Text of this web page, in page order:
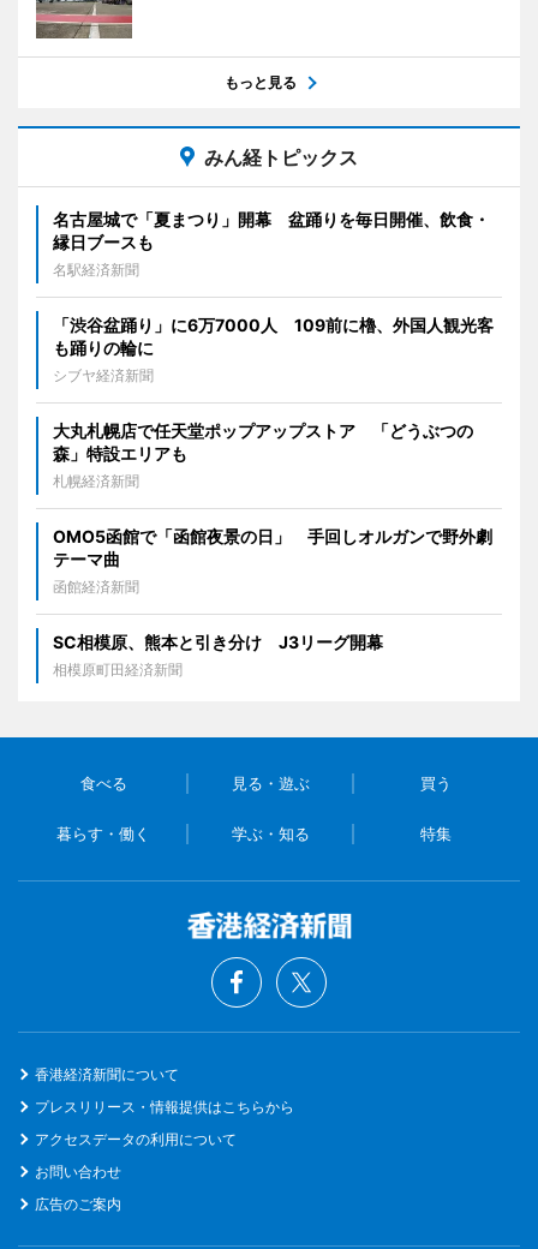
もっと見る
みん経トピックス
名古屋城で「夏まつり」開幕 盆踊りを毎日開催、飲食・
縁日ブースも
名駅経済新聞
「渋谷盆踊り」に6万7000人 109前に櫓、外国人観光客
も踊りの輪に
シブヤ経済新聞
大丸札幌店で任天堂ポップアップストア 「どうぶつの
森」特設エリアも
札幌経済新聞
OMO5函館で「函館夜景の日」 手回しオルガンで野外劇
テーマ曲
函館経済新聞
SC相模原、熊本と引き分け J3リーグ開幕
相模原町田経済新聞
食べる 見る・遊ぶ 買う
暮らす・働く 学ぶ・知る 特集
香港経済新聞について
プレスリリース・情報提供はこちらから
アクセスデータの利用について
お問い合わせ
広告のご案内